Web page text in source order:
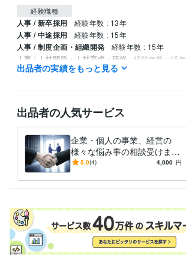
経験職種
人事 / 新卒採用 経験年数 : 13年
人事 / 中途採用 経験年数 : 15年
人事 / 制度企画・組織開発 経験年数 : 15年
人事 / 人材開発・人材育成・研修 経験年数 : 15年
生産・品質管理 / 生産技術・製造技術
得意分野
学習指導・資格・キャリア相談
仕事・人生の悩み
占い タロット占い
仕事、恋愛、金運
学歴
名古屋工業大学 1981年3月 ~ 1985年2月
出品者の実績をもっと見る
出品者の人気サービス
企業・個人の事業、経営の
様々な悩み事の相談受けます
コンサルタントとしてあなた
受けます
5.0(4) 4,000 円